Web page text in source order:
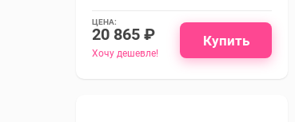
ЦЕНА:
20 865 ₽
Хочу дешевле!
Купить